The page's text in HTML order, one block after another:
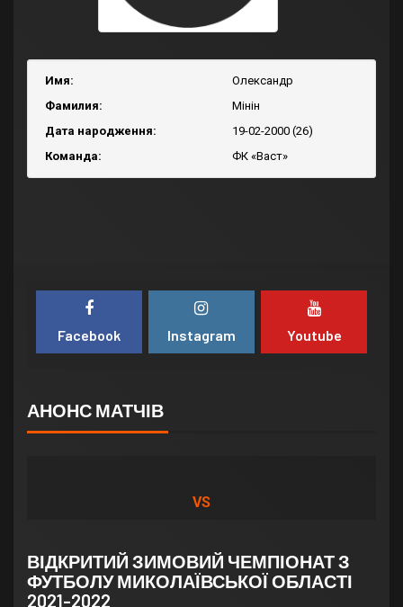
Имя:
Олександр
Фамилия:
Мінін
Дата народження:
19-02-2000 (26)
Команда:
ФК «Васт»
Facebook Instagram Youtube
АНОНС МАТЧІВ
VS
ВІДКРИТИЙ ЗИМОВИЙ ЧЕМПІОНАТ З
ФУТБОЛУ МИКОЛАЇВСЬКОЇ ОБЛАСТІ
2021-2022